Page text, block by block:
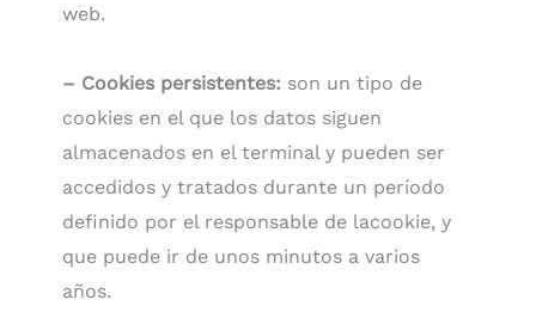
web.
– Cookies persistentes: son un tipo de
cookies en el que los datos siguen
almacenados en el terminal y pueden ser
accedidos y tratados durante un período
definido por el responsable de lacookie, y
que puede ir de unos minutos a varios
años.